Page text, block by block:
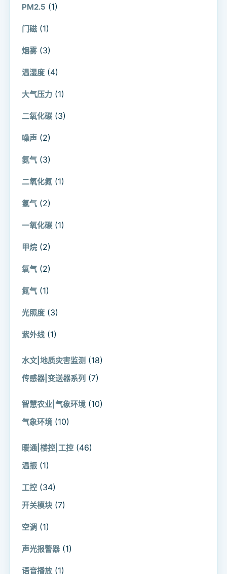
PM2.5 (1)
门磁 (1)
烟雾 (3)
温湿度 (4)
大气压力 (1)
二氧化碳 (3)
噪声 (2)
氨气 (3)
二氧化氮 (1)
氢气 (2)
一氧化碳 (1)
甲烷 (2)
氧气 (2)
氮气 (1)
光照度 (3)
紫外线 (1)
水文|地质灾害监测 (18)
传感器|变送器系列 (7)
智慧农业|气象环境 (10)
气象环境 (10)
暖通|楼控|工控 (46)
温振 (1)
工控 (34)
开关模块 (7)
空调 (1)
声光报警器 (1)
语音播放 (1)